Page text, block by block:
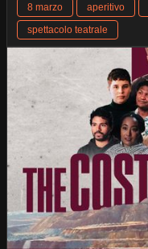
8 marzo aperitivo
spettacolo teatrale